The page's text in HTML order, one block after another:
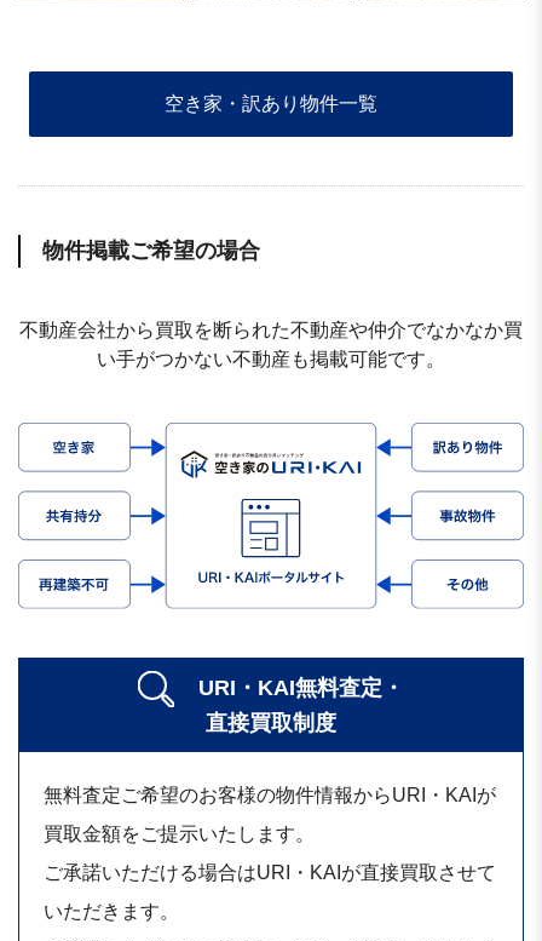
空き家・訳あり物件一覧
物件掲載ご希望の場合
不動産会社から買取を断られた不動産や仲介でなかなか買
い手がつかない不動産も掲載可能です。
URI・KAI無料査定・
直接買取制度
無料査定ご希望のお客様の物件情報からURI・KAIが
買取金額をご提示いたします。
ご承諾いただける場合はURI・KAIが直接買取させて
いただきます。